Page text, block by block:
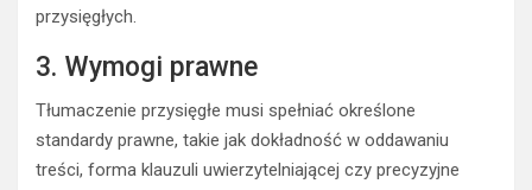
przysięgłych.
3. Wymogi prawne
Tłumaczenie przysięgłe musi spełniać określone
standardy prawne, takie jak dokładność w oddawaniu
treści, forma klauzuli uwierzytelniającej czy precyzyjne